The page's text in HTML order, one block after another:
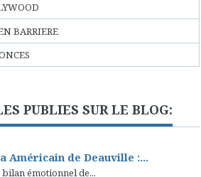
BARRIERE
PUBLIES SUR LE BLOG:
Américain de Deauville :...
émotionnel de...